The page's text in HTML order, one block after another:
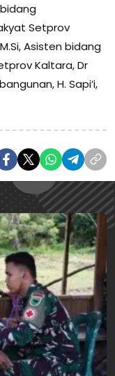
Setprov
Asisten bidang
Kaltara, Dr
H. Sapi’i,